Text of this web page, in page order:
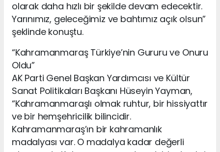
olarak daha hızlı bir şekilde devam edecektir.
Yarınımız, geleceğimiz ve bahtımız açık olsun”
şeklinde konuştu.
“Kahramanmaraş Türkiye’nin Gururu ve Onuru
Oldu”
AK Parti Genel Başkan Yardımcısı ve Kültür
Sanat Politikaları Başkanı Hüseyin Yayman,
“Kahramanmaraşlı olmak ruhtur, bir hissiyattır
ve bir hemşehricilik bilincidir.
Kahramanmaraş’ın bir kahramanlık
madalyası var. O madalya kadar değerli